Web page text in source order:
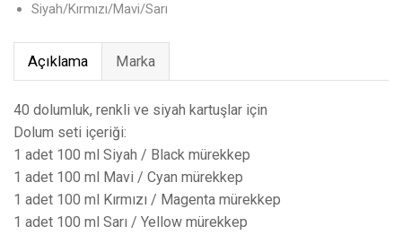
Siyah/Kırmızı/Mavi/Sarı
Açıklama Marka
40 dolumluk, renkli ve siyah kartuşlar için
Dolum seti içeriği:
1 adet 100 ml Siyah / Black mürekkep
1 adet 100 ml Mavi / Cyan mürekkep
1 adet 100 ml Kırmızı / Magenta mürekkep
1 adet 100 ml Sarı / Yellow mürekkep